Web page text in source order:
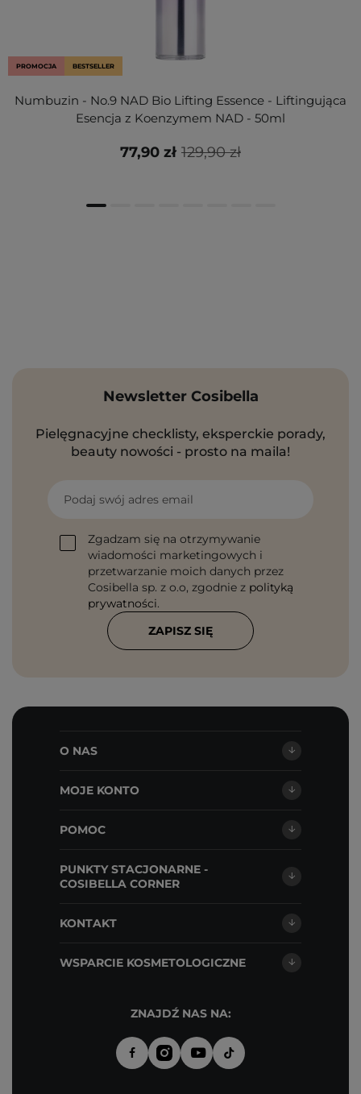
PROMOCJA BESTSELLER
Numbuzin - No.9 NAD Bio Lifting Essence - Liftingująca
Esencja z Koenzymem NAD - 50ml
129,90 zł
77,90 zł
Newsletter Cosibella
Pielęgnacyjne checklisty, eksperckie porady,
beauty nowości - prosto na maila!
Podaj swój adres email
Zgadzam się na otrzymywanie
wiadomości marketingowych i
przetwarzanie moich danych przez
Cosibella sp. z o.o, zgodnie z polityką
prywatności.
ZAPISZ SIĘ
O NAS
MOJE KONTO
POMOC
PUNKTY STACJONARNE -
COSIBELLA CORNER
KONTAKT
WSPARCIE KOSMETOLOGICZNE
ZNAJDŹ NAS NA: